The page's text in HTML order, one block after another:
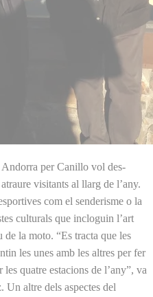
Andorra per Canillo vol des­
visitants al llarg de l’any.
com el senderisme o la
culturals que incloguin l’art
la moto. “Es tracta que les
les unes amb les altres per fer
quatre estacions de l’any”, va
Un altre dels aspectes del